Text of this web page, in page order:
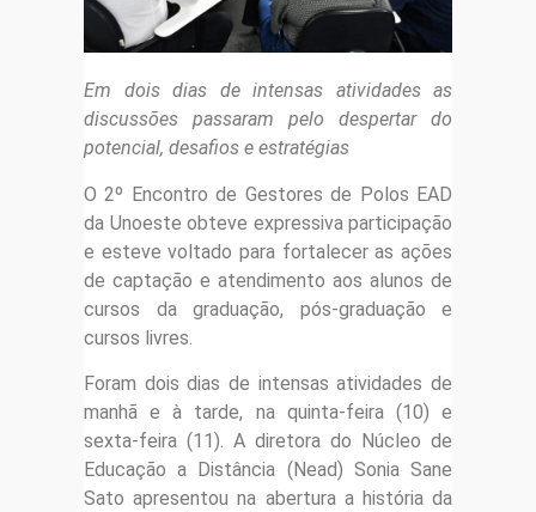
Em dois dias de intensas atividades as
discussões passaram pelo despertar do
potencial, desafios e estratégias
O 2º Encontro de Gestores de Polos EAD
da Unoeste obteve expressiva participação
e esteve voltado para fortalecer as ações
de captação e atendimento aos alunos de
cursos da graduação, pós-graduação e
cursos livres.
Foram dois dias de intensas atividades de
manhã e à tarde, na quinta-feira (10) e
sexta-feira (11). A diretora do Núcleo de
Educação a Distância (Nead) Sonia Sane
Sato apresentou na abertura a história da